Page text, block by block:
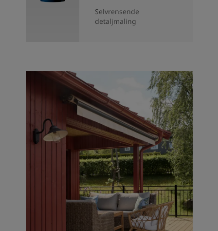
Selvrensende
detaljmaling